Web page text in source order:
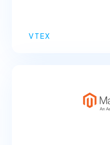
VTEX